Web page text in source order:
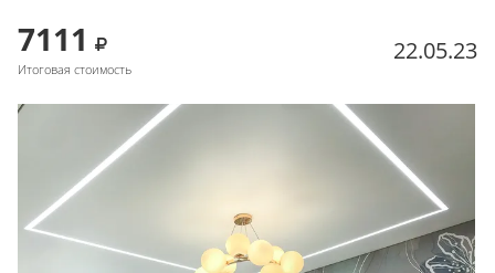
7111
Итоговая стоимость
22.05.23